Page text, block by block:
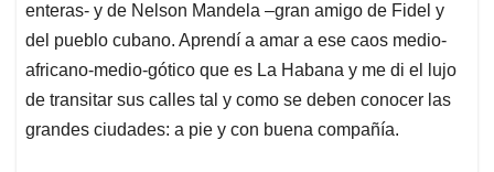
enteras- y de Nelson Mandela –gran amigo de Fidel y
del pueblo cubano. Aprendí a amar a ese caos medio-
africano-medio-gótico que es La Habana y me di el lujo
de transitar sus calles tal y como se deben conocer las
grandes ciudades: a pie y con buena compañía.